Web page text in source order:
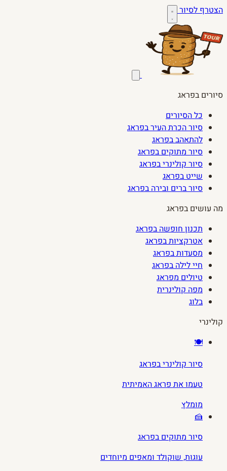
הצטרף לסיור
סיורים בפראג
כל הסיורים
סיור הכרת העיר בפראג
להתאהב בפראג
סיור מתוקים בפראג
סיור קולינרי בפראג
שייט בפראג
סיור ברים ובירה בפראג
מה עושים בפראג
תכנון חופשה בפראג
אטרקציות בפראג
מסעדות בפראג
חיי לילה בפראג
טיולים מפראג
מפה קולינרית
בלוג
קולינרי
🍽️
סיור קולינרי בפראג
טעמו את פראג האמיתית
מומלץ
🍰
סיור מתוקים בפראג
עוגות, שוקולד ומאפים מיוחדים